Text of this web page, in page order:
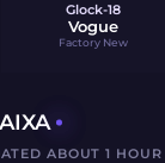
Glock-18
Vogue
Factory New
ABOUT 1 HOUR